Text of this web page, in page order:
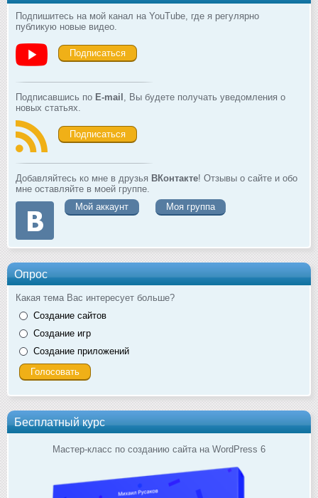
Подпишитесь на мой канал на YouTube, где я регулярно
публикую новые видео.
Подписаться
Подписавшись по E-mail , Вы будете получать уведомления о
новых статьях.
Подписаться
Добавляйтесь ко мне в друзья ВКонтакте! Отзывы о сайте и обо
мне оставляйте в моей группе.
Мой аккаунт
Моя группа
Опрос
Какая тема Вас интересует больше?
Создание сайтов
Создание игр
Создание приложений
Бесплатный курс
Мастер-класс по созданию сайта на WordPress 6